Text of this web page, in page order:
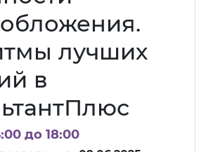
лучших
в
до 18:00